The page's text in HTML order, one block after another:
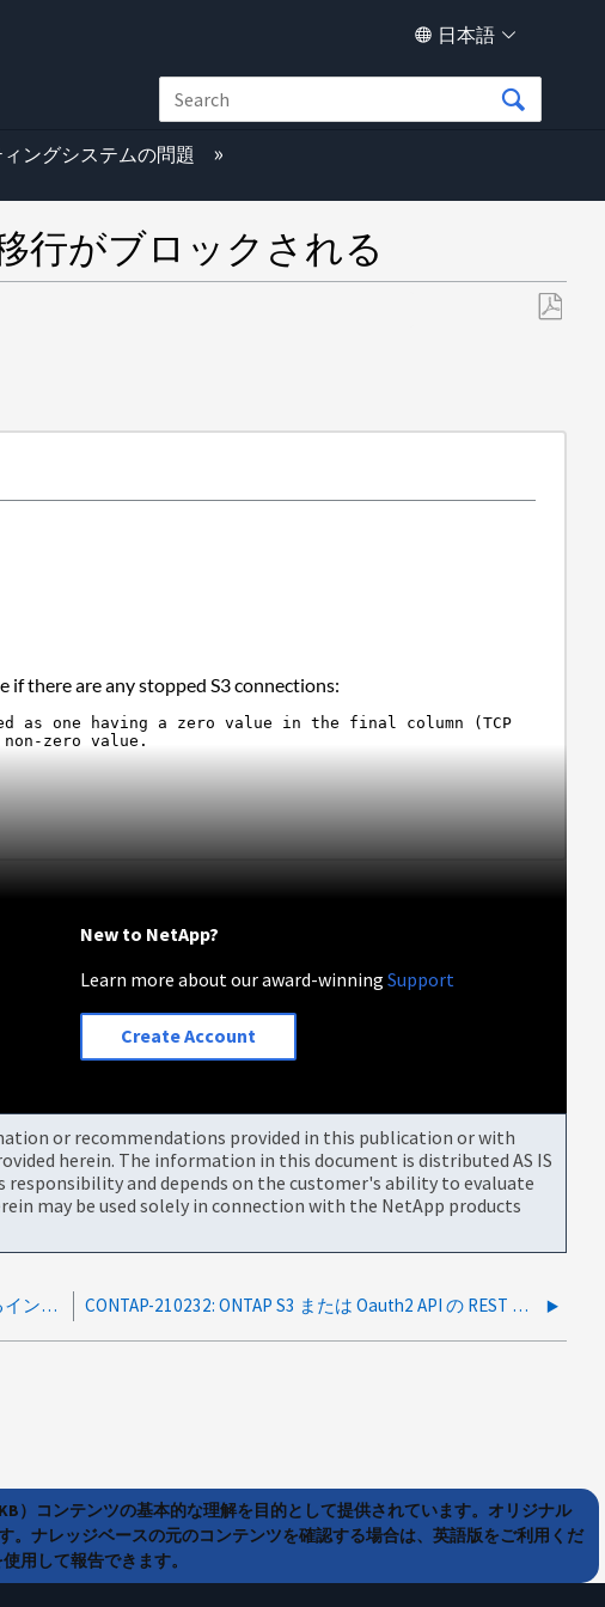
日本語
ングシステムの問題
行がブロックされる
保
if there are any stopped S3 connections:
as one having a zero value in the final column (TCP
zero value.
New to NetApp?
Learn more about our award-winningSupport
Create Account
or recommendations provided in this publication or with
herein. The information in this document is distributed AS IS
and depends on the customer's ability to evaluate
may be used solely in connection with the NetApp products
CONTAP-208914：ボリュームの移動で使用できるインターフェイスの数を増やす CONTAP-210232: ONTAP S3 または Oauth2 API の REST ロールエントリの作成が無効な URI パスエラーで失敗する
）コンテンツの基本的な理解を目的として提供されています。オリジナル
ナレッジベースの元のコンテンツを確認する場合は、英語版をご利用くだ
用して報告できます。